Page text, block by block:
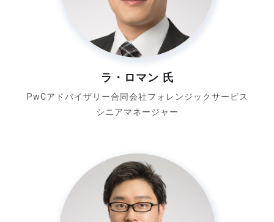
ラ・ロマン 氏
PwCアドバイザリー合同会社フォレンジックサービス
シニアマネージャー